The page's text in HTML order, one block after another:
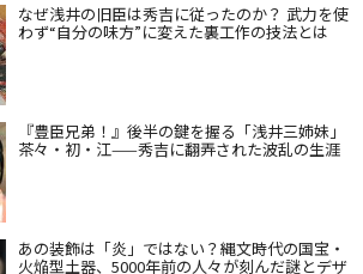
なぜ浅井の旧臣は秀吉に従ったのか？ 武力を使
わず“自分の味方”に変えた裏工作の技法とは
『豊臣兄弟！』後半の鍵を握る「浅井三姉妹」
茶々・初・江——秀吉に翻弄された波乱の生涯
あの装飾は「炎」ではない？縄文時代の国宝・
火焔型土器、5000年前の人々が刻んだ謎とデザ